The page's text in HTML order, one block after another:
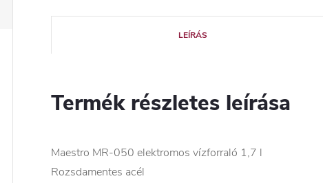
LEÍRÁS
Termék részletes leírása
Maestro MR-050 elektromos vízforraló 1,7 l
Rozsdamentes acél